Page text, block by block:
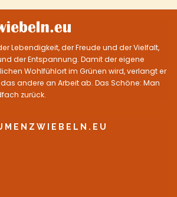
Lebendigkeit, der Freude und der Vielfalt,
der Entspannung. Damit der eigene
Wohlfühlort im Grünen wird, verlangt er
andere an Arbeit ab. Das Schöne: Man
zurück.